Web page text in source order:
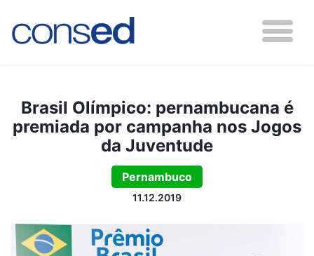
Brasil Olímpico: pernambucana é
premiada por campanha nos Jogos
da Juventude
Pernambuco
11.12.2019